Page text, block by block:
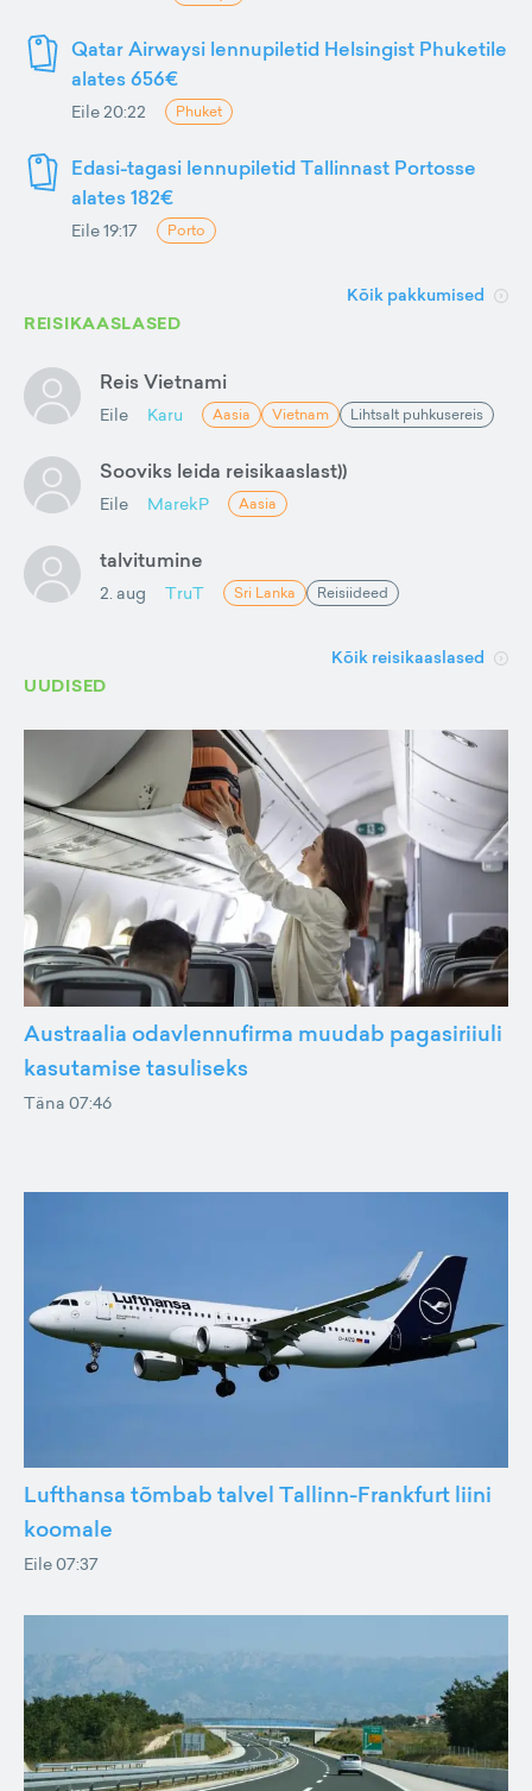
Qatar Airwaysi lennupiletid Helsingist Phuketile
alates 656€
Eile 20:22 Phuket
Edasi-tagasi lennupiletid Tallinnast Portosse
alates 182€
Eile 19:17 Porto
Kõik pakkumised
REISIKAASLASED
Reis Vietnami
Eile Karu Aasia Vietnam Lihtsalt puhkusereis
Sooviks leida reisikaaslast))
Eile MarekP Aasia
talvitumine
2. aug TruT Sri Lanka Reisiideed
Kõik reisikaaslased
UUDISED
Austraalia odavlennufirma muudab pagasiriiuli
kasutamise tasuliseks
Täna 07:46
Lufthansa tõmbab talvel Tallinn-Frankfurt liini
koomale
Eile 07:37